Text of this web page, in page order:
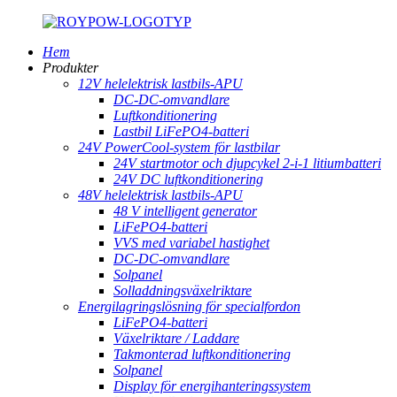
Hem
Produkter
12V helelektrisk lastbils-APU
DC-DC-omvandlare
Luftkonditionering
Lastbil LiFePO4-batteri
24V PowerCool-system för lastbilar
24V startmotor och djupcykel 2-i-1 litiumbatteri
24V DC luftkonditionering
48V helelektrisk lastbils-APU
48 V intelligent generator
LiFePO4-batteri
VVS med variabel hastighet
DC-DC-omvandlare
Solpanel
Solladdningsväxelriktare
Energilagringslösning för specialfordon
LiFePO4-batteri
Växelriktare / Laddare
Takmonterad luftkonditionering
Solpanel
Display för energihanteringssystem